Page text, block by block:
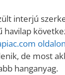
interjú
havilap
de most
hanganyag.